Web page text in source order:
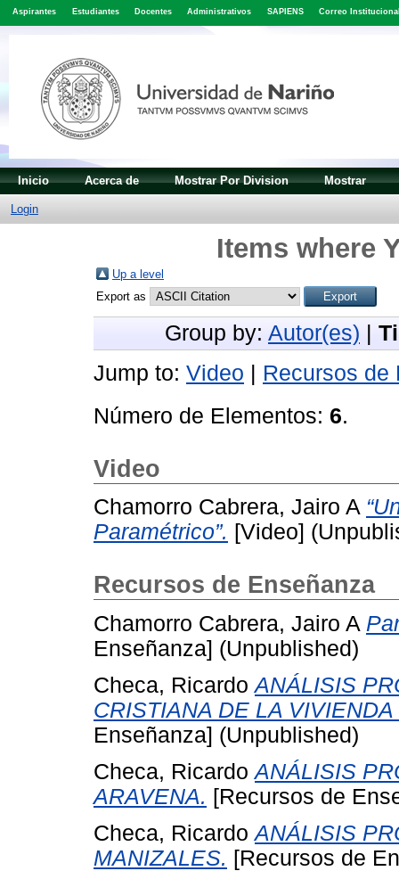
Aspirantes Estudiantes Docentes Administrativos SAPIENS Correo
Inicio Acerca de Mostrar Por Division Mostrar
Login
Items where
Up a level
Export as
Group by: Autor(es) |
Jump to: Video | Recursos de
Número de Elementos: 6.
Video
Chamorro Cabrera, Jairo A
Paramétrico”. [Video]
Recursos de Enseñanza
Chamorro Cabrera, Jairo A
Enseñanza] (Unpublished)
Checa, Ricardo ANÁLISIS
CRISTIANA DE LA
Enseñanza] (Unpublished)
Checa, Ricardo ANÁLISIS
ARAVENA. [Recursos de
Checa, Ricardo ANÁLISIS
MANIZALES. [Recursos de